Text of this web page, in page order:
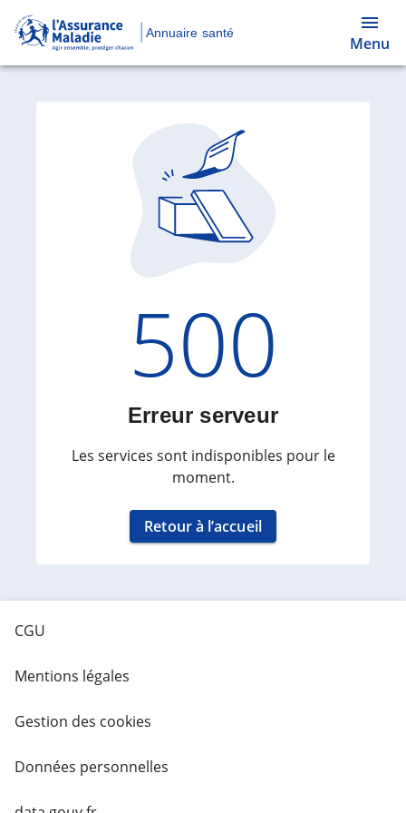
Annuaire santé
Menu
Code
500
Erreur serveur
Les services sont indisponibles pour le
moment.
Retour à l’accueil
CGU
Mentions légales
Gestion des cookies
Données personnelles